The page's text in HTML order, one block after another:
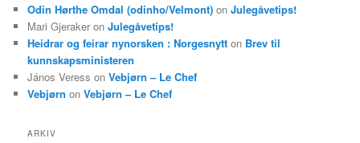
Odin Hørthe Omdal (odinho/Velmont) onJulegåvetips!
Mari Gjeraker onJulegåvetips!
Heidrar og feirar nynorsken : Norgesnytt on Brev til
kunnskapsministeren
János Veress onVebjørn – Le Chef
Vebjørn onVebjørn – Le Chef
ARKIV